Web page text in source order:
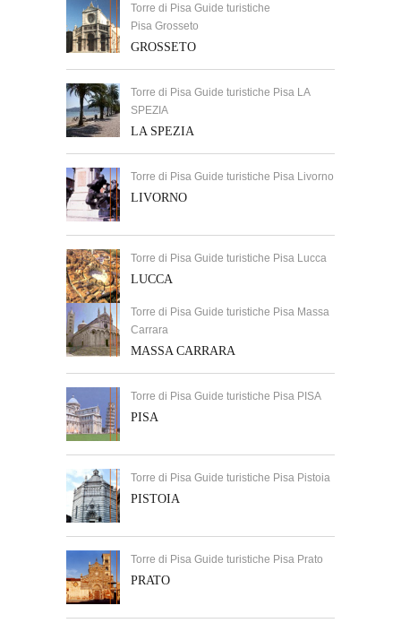
Torre di Pisa Guide turistiche
Pisa Grosseto
GROSSETO
Torre di Pisa Guide turistiche Pisa LA
SPEZIA
LA SPEZIA
Torre di Pisa Guide turistiche Pisa Livorno
LIVORNO
Torre di Pisa Guide turistiche Pisa Lucca
LUCCA
Torre di Pisa Guide turistiche Pisa Massa
Carrara
MASSA CARRARA
Torre di Pisa Guide turistiche Pisa PISA
PISA
Torre di Pisa Guide turistiche Pisa Pistoia
PISTOIA
Torre di Pisa Guide turistiche Pisa Prato
PRATO